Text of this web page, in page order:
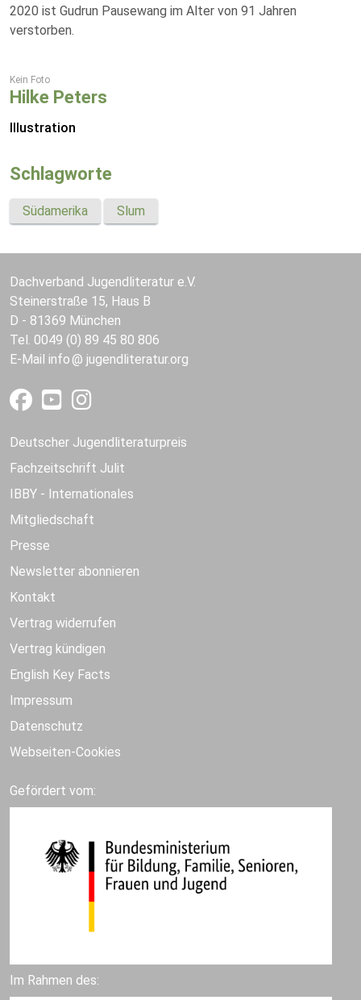
2020 ist Gudrun Pausewang im Alter von 91 Jahren
verstorben.
Kein Foto
Hilke Peters
Illustration
Schlagworte
Südamerika Slum
Dachverband Jugendliteratur e.V.
Steinerstraße 15, Haus B
D - 81369 München
Tel. 0049 (0) 89 45 80 806
E-Mail info jugendliteratur.org
Deutscher Jugendliteraturpreis
Fachzeitschrift Julit
IBBY - Internationales
Mitgliedschaft
Presse
Newsletter abonnieren
Kontakt
Vertrag widerrufen
Vertrag kündigen
English Key Facts
Impressum
Datenschutz
Webseiten-Cookies
Gefördert vom:
Im Rahmen des: